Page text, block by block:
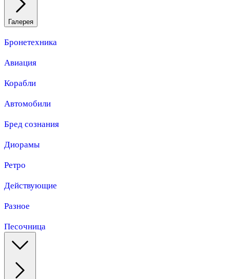
Галерея
Бронетехника
Авиация
Корабли
Автомобили
Бред сознания
Диорамы
Ретро
Действующие
Разное
Песочница